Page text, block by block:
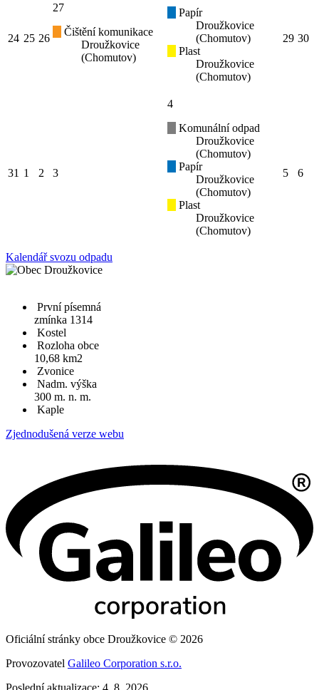
24 25 26
27
Čištění komunikace
Droužkovice
(Chomutov)
Papír
Droužkovice
(Chomutov)
Plast
Droužkovice
(Chomutov)
29 30
31 1 2 3
4
Komunální odpad
Droužkovice
(Chomutov)
Papír
Droužkovice
(Chomutov)
Plast
Droužkovice
(Chomutov)
5 6
Kalendář svozu odpadu
První písemná
zmínka 1314
Kostel
Rozloha obce
10,68 km2
Zvonice
Nadm. výška
300 m. n. m.
Kaple
Zjednodušená verze webu
Oficiální stránky obce Droužkovice © 2026
Provozovatel Galileo Corporation s.r.o.
Poslední aktualizace: 4. 8. 2026